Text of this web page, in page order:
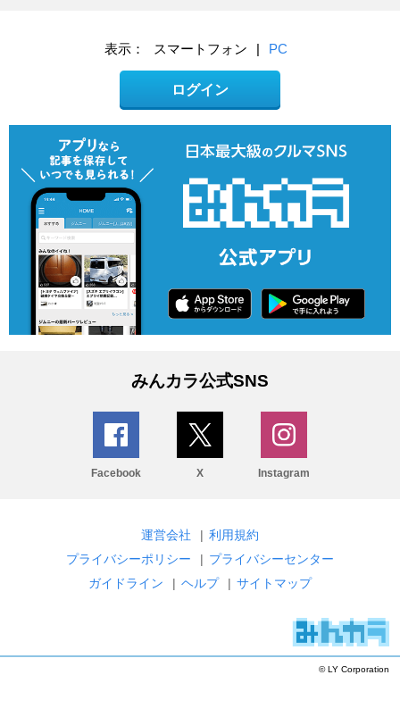
表示： スマートフォン | PC
ログイン
みんカラ公式SNS
Facebook X Instagram
運営会社 | 利用規約
プライバシーポリシー
| プライバシーセンター
ガイドライン
| ヘルプ | サイトマップ
© LY Corporation